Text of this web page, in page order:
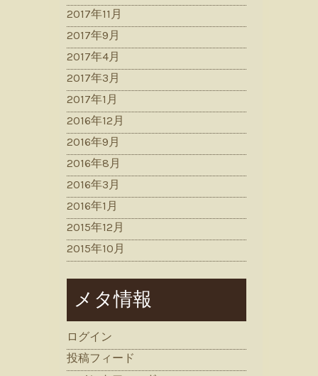
2017年11月
2017年9月
2017年4月
2017年3月
2017年1月
2016年12月
2016年9月
2016年8月
2016年3月
2016年1月
2015年12月
2015年10月
メタ情報
ログイン
投稿フィード